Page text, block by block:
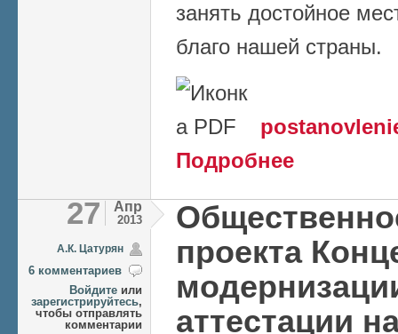
занять достойное
благо нашей страны.
Подробнее
27 Апр
2013
А.К. Цатурян
6 комментариев
Войдите или
зарегистрируйтесь,
чтобы отправлять
комментарии
проекта
аттестации